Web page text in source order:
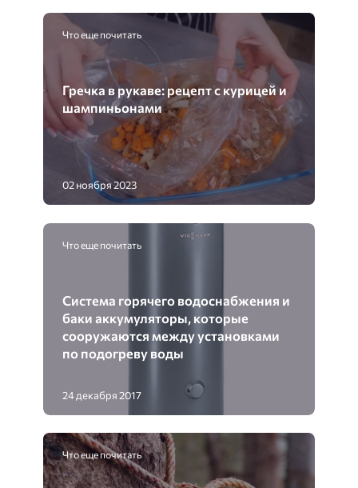
Что еще почитать
Гречка в рукаве: рецепт с курицей и
шампиньонами
02 ноября 2023
Что еще почитать
Система горячего водоснабжения и
баки аккумуляторы, которые
сооружаются между установками
по подогреву воды
24 декабря 2017
Что еще почитать